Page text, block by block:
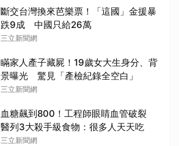
斷交台灣換來芭樂票！「這國」金援暴
跌9成 中國只給26萬
三立新聞網
瞞家人產子藏屍！19歲女大生身分、背
景曝光 驚見「產檢紀錄全空白」
三立新聞網
血糖飆到800！工程師眼睛血管破裂
醫列3大殺手級食物：很多人天天吃
三立新聞網